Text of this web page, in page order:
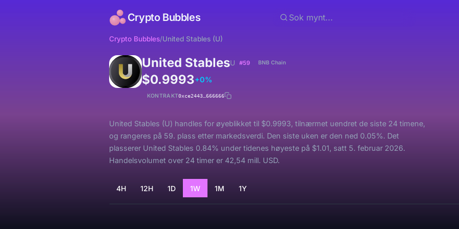
Crypto Bubbles
Crypto Bubbles/United Stables (U)
United StablesU #59 BNB Chain
$0.9993+0%
KONTRAKT0xce2443…666666
United Stables (U) handles for øyeblikket til $0.9993, tilnærmet uendret de siste 24 timene,
og rangeres på 59. plass etter markedsverdi. Den siste uken er den ned 0.05%. Det
plasserer United Stables 0.84% under tidenes høyeste på $1.01, satt 5. februar 2026.
Handelsvolumet over 24 timer er 42,54 mill. USD.
4H 12H 1D 1W 1M 1Y